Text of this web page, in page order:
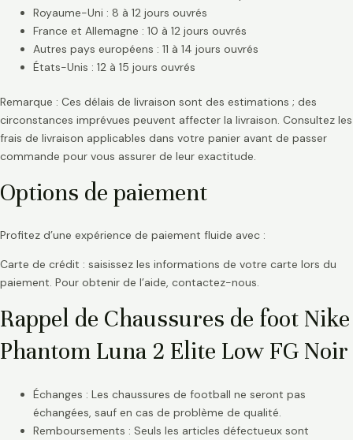
Royaume-Uni : 8 à 12 jours ouvrés
France et Allemagne : 10 à 12 jours ouvrés
Autres pays européens : 11 à 14 jours ouvrés
États-Unis : 12 à 15 jours ouvrés
Remarque : Ces délais de livraison sont des estimations ; des
circonstances imprévues peuvent affecter la livraison. Consultez les
frais de livraison applicables dans votre panier avant de passer
commande pour vous assurer de leur exactitude.
Options de paiement
Profitez d’une expérience de paiement fluide avec :
Carte de crédit : saisissez les informations de votre carte lors du
paiement. Pour obtenir de l’aide, contactez-nous.
Rappel de Chaussures de foot Nike
Phantom Luna 2 Elite Low FG Noir
Échanges : Les chaussures de football ne seront pas
échangées, sauf en cas de problème de qualité.
Remboursements : Seuls les articles défectueux sont